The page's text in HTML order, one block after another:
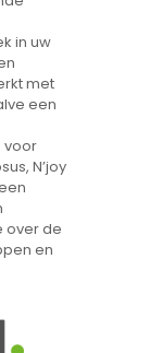
in uw
met
een
voor
N’joy
over de
en